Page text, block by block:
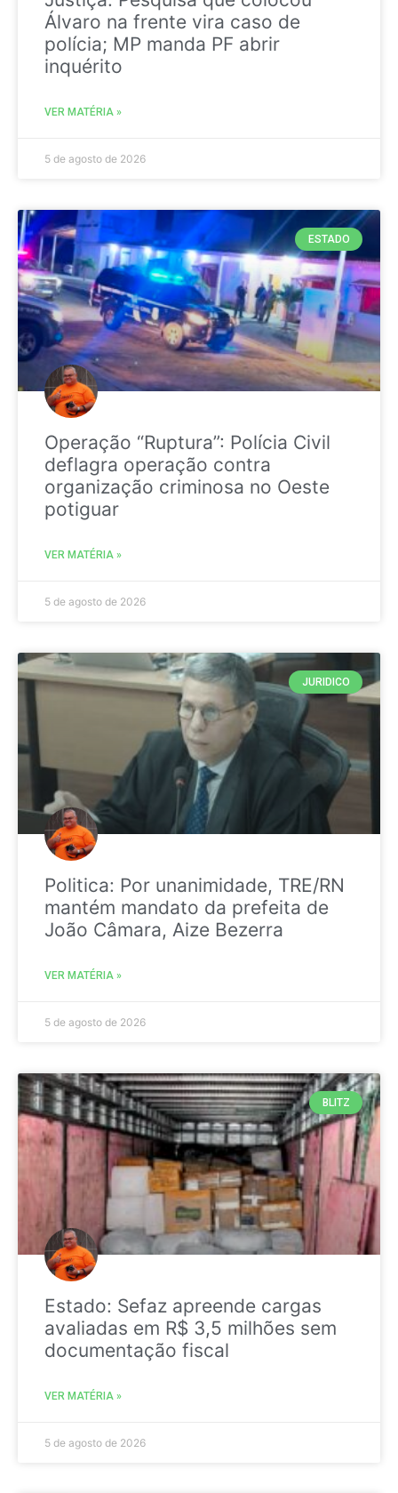
Álvaro na frente vira caso de
polícia; MP manda PF abrir
inquérito
VER MATÉRIA »
5 de agosto de 2026
ESTADO
Operação “Ruptura”: Polícia Civil
deflagra operação contra
organização criminosa no Oeste
potiguar
VER MATÉRIA »
5 de agosto de 2026
JURIDICO
Politica: Por unanimidade, TRE/RN
mantém mandato da prefeita de
João Câmara, Aize Bezerra
VER MATÉRIA »
5 de agosto de 2026
BLITZ
Estado: Sefaz apreende cargas
avaliadas em R$ 3,5 milhões sem
documentação fiscal
VER MATÉRIA »
5 de agosto de 2026